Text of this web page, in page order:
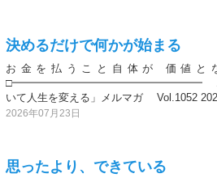
決めるだけで何かが始まる
お金を払うこと自体が 価値と
□━━━━━━━━━━━━━━━━━━ エン
いて人生を変える」メルマガ Vol.1052
2026年07月23日
思ったより、できている